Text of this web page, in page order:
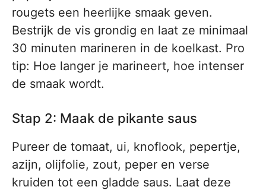
rougets een heerlijke smaak geven.
Bestrijk de vis grondig en laat ze minimaal
30 minuten marineren in de koelkast. Pro
tip: Hoe langer je marineert, hoe intenser
de smaak wordt.
Stap 2: Maak de pikante saus
Pureer de tomaat, ui, knoflook, pepertje,
azijn, olijfolie, zout, peper en verse
kruiden tot een gladde saus. Laat deze